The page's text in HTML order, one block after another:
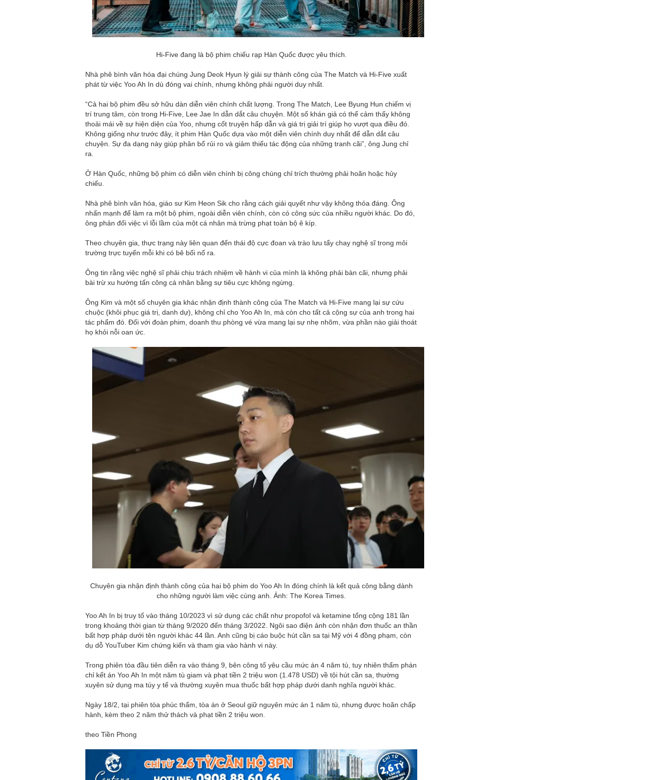
Hi-Five đang là bộ phim chiếu rạp Hàn Quốc được yêu thích.
Nhà phê bình văn hóa đại chúng Jung Deok Hyun lý giải sự thành công của The Match và Hi-Five xuất
phát từ việc Yoo Ah In dù đóng vai chính, nhưng không phải người duy nhất.
“Cả hai bộ phim đều sở hữu dàn diễn viên chính chất lượng. Trong The Match, Lee Byung Hun chiếm vị
trí trung tâm, còn trong Hi-Five, Lee Jae In dẫn dắt câu chuyện. Một số khán giả có thể cảm thấy không
thoải mái về sự hiện diện của Yoo, nhưng cốt truyện hấp dẫn và giá trị giải trí giúp họ vượt qua điều đó.
Không giống như trước đây, ít phim Hàn Quốc dựa vào một diễn viên chính duy nhất để dẫn dắt câu
chuyện. Sự đa dạng này giúp phân bổ rủi ro và giảm thiểu tác động của những tranh cãi”, ông Jung chỉ
ra.
Ở Hàn Quốc, những bộ phim có diễn viên chính bị công chúng chỉ trích thường phải hoãn hoặc hủy
chiếu.
Nhà phê bình văn hóa, giáo sư Kim Heon Sik cho rằng cách giải quyết như vậy không thỏa đáng. Ông
nhấn mạnh để làm ra một bộ phim, ngoài diễn viên chính, còn có công sức của nhiều người khác. Do đó,
ông phản đối việc vì lỗi lầm của một cá nhân mà trừng phạt toàn bộ ê kíp.
Theo chuyên gia, thực trạng này liên quan đến thái độ cực đoan và trào lưu tẩy chay nghệ sĩ trong môi
trường trực tuyến mỗi khi có bê bối nổ ra.
Ông tin rằng việc nghệ sĩ phải chịu trách nhiệm về hành vi của mình là không phải bàn cãi, nhưng phải
bài trừ xu hướng tấn công cá nhân bằng sự tiêu cực không ngừng.
Ông Kim và một số chuyên gia khác nhận định thành công của The Match và Hi-Five mang lại sự cứu
chuộc (khôi phục giá trị, danh dự), không chỉ cho Yoo Ah In, mà còn cho tất cả cộng sự của anh trong hai
tác phẩm đó. Đối với đoàn phim, doanh thu phòng vé vừa mang lại sự nhẹ nhõm, vừa phần nào giải thoát
họ khỏi nỗi oan ức.
Chuyên gia nhận định thành công của hai bộ phim do Yoo Ah In đóng chính là kết quả công bằng dành
cho những người làm việc cùng anh. Ảnh: The Korea Times.
Yoo Ah In bị truy tố vào tháng 10/2023 vì sử dụng các chất như propofol và ketamine tổng cộng 181 lần
trong khoảng thời gian từ tháng 9/2020 đến tháng 3/2022. Ngôi sao điện ảnh còn nhận đơn thuốc an thần
bất hợp pháp dưới tên người khác 44 lần. Anh cũng bị cáo buộc hút cần sa tại Mỹ với 4 đồng phạm, còn
dụ dỗ YouTuber Kim chứng kiến và tham gia vào hành vi này.
Trong phiên tòa đầu tiên diễn ra vào tháng 9, bên công tố yêu cầu mức án 4 năm tù, tuy nhiên thẩm phán
chỉ kết án Yoo Ah In một năm tù giam và phạt tiền 2 triệu won (1.478 USD) về tội hút cần sa, thường
xuyên sử dụng ma túy y tế và thường xuyên mua thuốc bất hợp pháp dưới danh nghĩa người khác.
Ngày 18/2, tại phiên tòa phúc thẩm, tòa án ở Seoul giữ nguyên mức án 1 năm tù, nhưng được hoãn chấp
hành, kèm theo 2 năm thử thách và phạt tiền 2 triệu won.
theo Tiền Phong